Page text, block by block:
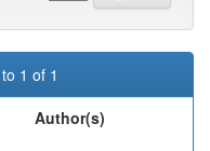
1 of 1
Author(s)